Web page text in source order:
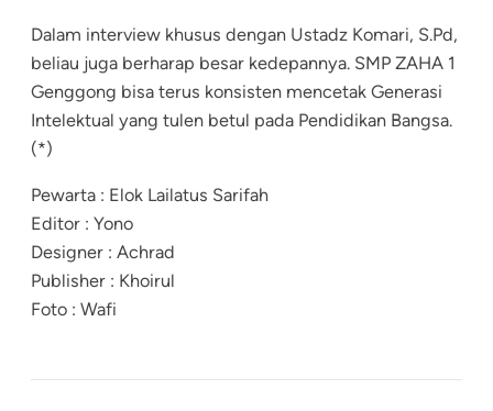
Dalam interview khusus dengan Ustadz Komari, S.Pd,
beliau juga berharap besar kedepannya. SMP ZAHA 1
Genggong bisa terus konsisten mencetak Generasi
Intelektual yang tulen betul pada Pendidikan Bangsa.
(*)
Pewarta : Elok Lailatus Sarifah
Editor : Yono
Designer : Achrad
Publisher : Khoirul
Foto : Wafi